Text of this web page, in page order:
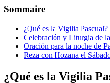
Sommaire
¿Qué es la Vigilia Pascual?
Celebración y Liturgia de
Oración para la noche de
Reza con Hozana el
¿Qué es la Vigilia